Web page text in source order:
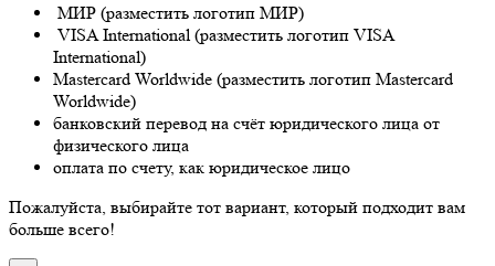
МИР (разместить логотип МИР)
VISA International (разместить логотип VISA
International)
Mastercard Worldwide (разместить логотип Mastercard
Worldwide)
банковский перевод на счёт юридического лица от
физического лица
оплата по счету, как юридическое лицо
Пожалуйста, выбирайте тот вариант, который подходит вам
больше всего!